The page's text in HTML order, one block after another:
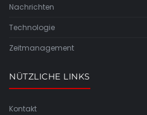
Nachrichten
Technologie
Zeitmanagement
NÜTZLICHE LINKS
Kontakt